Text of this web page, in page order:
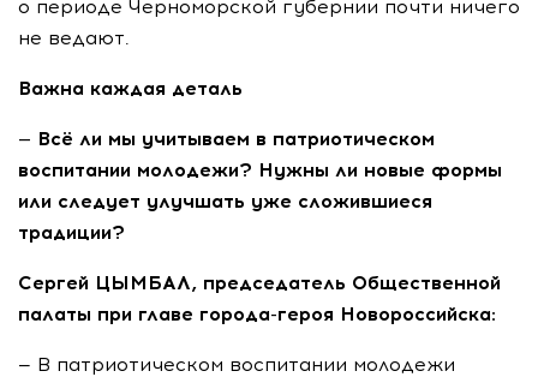
о периоде Черноморской губернии почти ничего
не ведают.
Важна каждая деталь
— Всё ли мы учитываем в патриотическом
воспитании молодежи? Нужны ли новые формы
или следует улучшать уже сложившиеся
традиции?
Сергей ЦЫМБАЛ, председатель Общественной
палаты при главе города-героя Новороссийска:
— В патриотическом воспитании молодежи